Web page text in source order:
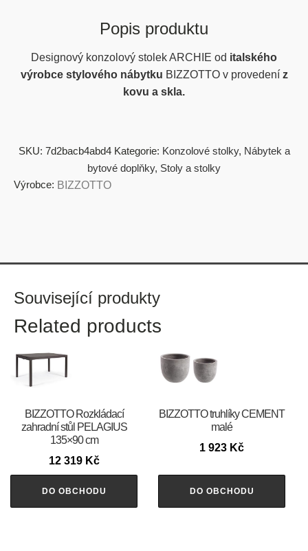
Popis produktu
Designový konzolový stolek ARCHIE od italského
výrobce stylového nábytku BIZZOTTO v provedení z
kovu a skla.
SKU: 7d2bacb4abd4 Kategorie: Konzolové stolky, Nábytek a
bytové doplňky, Stoly a stolky
Výrobce: BIZZOTTO
Související produkty
Related products
BIZZOTTO Rozkládací
zahradní stůl PELAGIUS
135×90 cm
12 319 Kč
DO OBCHODU
BIZZOTTO truhlíky CEMENT
malé
1 923 Kč
DO OBCHODU